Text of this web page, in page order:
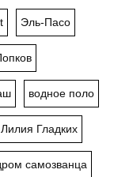
Эль-Пасо
водное поло
Лилия Гладких
самозванца